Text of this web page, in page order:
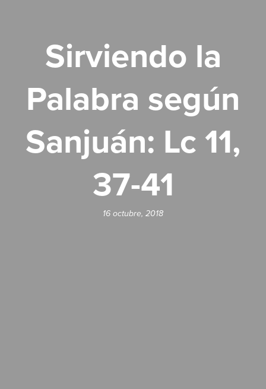
Sirviendo la
Palabra según
Sanjuán: Lc 11,
37-41
16 octubre, 2018